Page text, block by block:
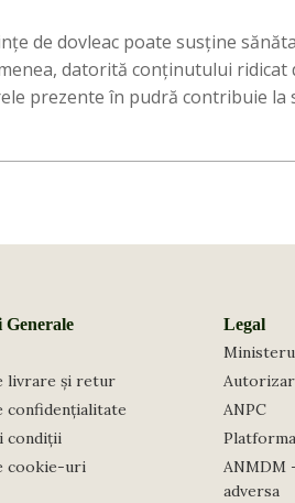
de dovleac poate susține
datorită conținutului
prezente în pudră contribuie
livrare și retur
confidențialitate
condiții
cookie-uri
Legal
ANPC
ANMDM
adversa